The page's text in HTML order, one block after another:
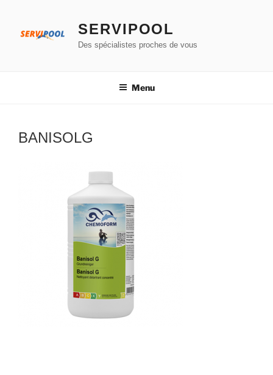
contenu
SERVIPOOL
Des spécialistes proches de vous
Menu
BANISOLG